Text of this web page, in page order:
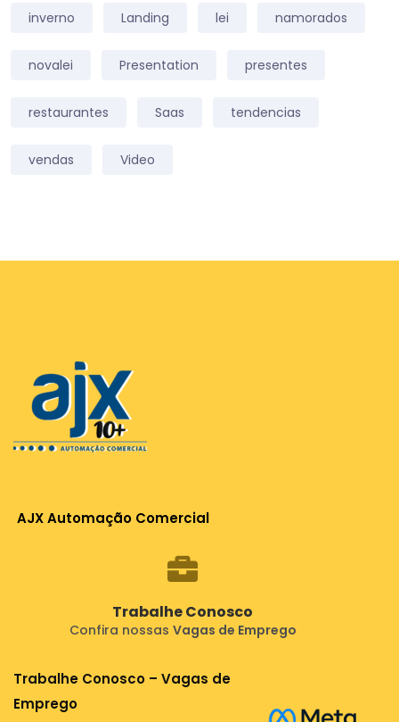
inverno Landing lei namorados
novalei Presentation presentes
restaurantes Saas tendencias
vendas Video
AJX Automação Comercial
Trabalhe Conosco
Confira nossas Vagas de Emprego
Trabalhe Conosco – Vagas de
Emprego